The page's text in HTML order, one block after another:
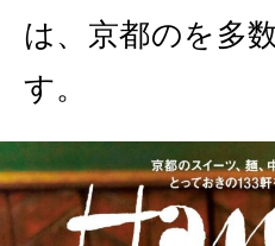
は、京都のを多
す。